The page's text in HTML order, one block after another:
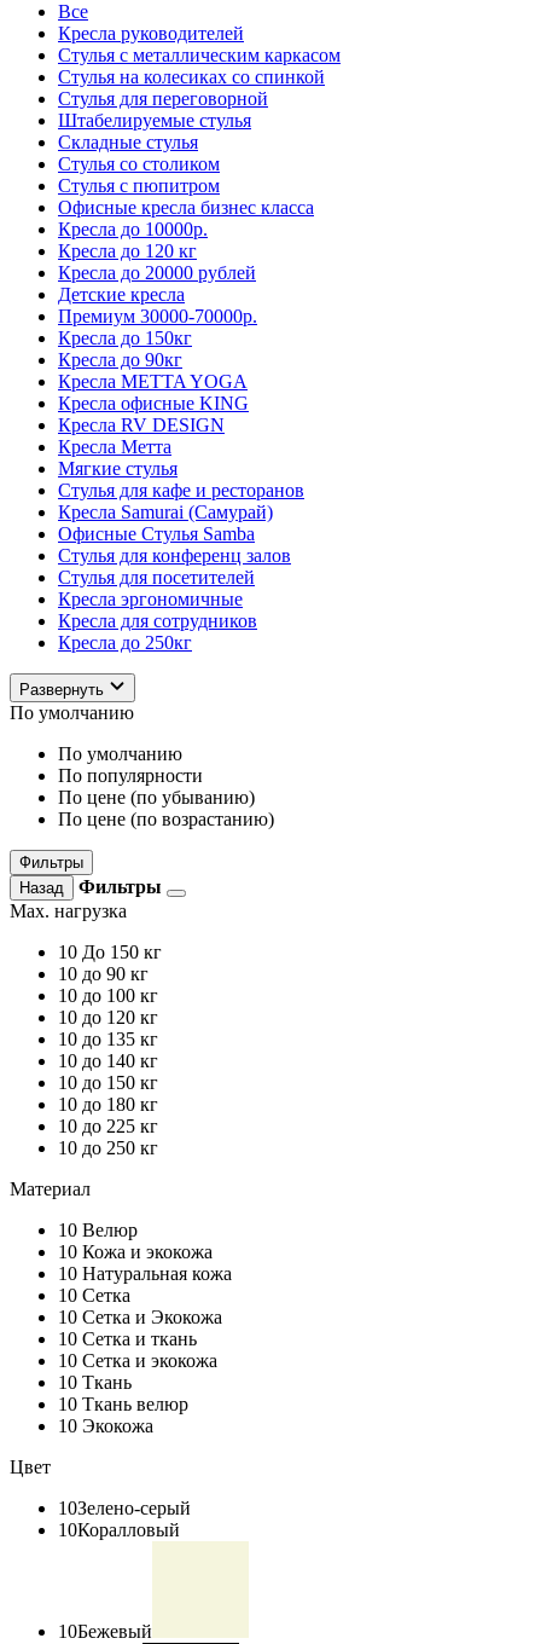
Все
Кресла руководителей
Стулья с металлическим каркасом
Стулья на колесиках со спинкой
Стулья для переговорной
Штабелируемые стулья
Складные стулья
Стулья со столиком
Стулья с пюпитром
Офисные кресла бизнес класса
Кресла до 10000р.
Кресла до 120 кг
Кресла до 20000 рублей
Детские кресла
Премиум 30000-70000р.
Кресла до 150кг
Кресла до 90кг
Кресла METTA YOGA
Кресла офисные KING
Кресла RV DESIGN
Кресла Метта
Мягкие стулья
Стулья для кафе и ресторанов
Кресла Samurai (Самурай)
Офисные Стулья Samba
Стулья для конференц залов
Стулья для посетителей
Кресла эргономичные
Кресла для сотрудников
Кресла до 250кг
Развернуть
По умолчанию
По умолчанию
По популярности
По цене (по убыванию)
По цене (по возрастанию)
Фильтры
Назад
Фильтры
Max. нагрузка
10 До 150 кг
10 до 90 кг
10 до 100 кг
10 до 120 кг
10 до 135 кг
10 до 140 кг
10 до 150 кг
10 до 180 кг
10 до 225 кг
10 до 250 кг
Материал
10 Велюр
10 Кожа и экокожа
10 Натуральная кожа
10 Сетка
10 Сетка и Экокожа
10 Сетка и ткань
10 Сетка и экокожа
10 Ткань
10 Ткань велюр
10 Экокожа
Цвет
10Зелено-серый
10Коралловый
10Бежевый